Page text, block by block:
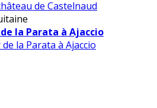
la Parata à Ajaccio